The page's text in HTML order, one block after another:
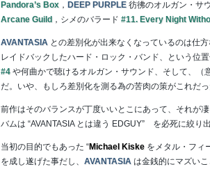
Pandora’s Box ， DEEP PURPLE 彷彿のオルガン・サ
Arcane Guild ，シメのバラード #11. Every Night
AVANTASIA との差別化が出来なくなっているのは仕方
レイドバックしたハード・ロック・バンド、という位
#4 や何曲かで聴けるオルガン・サウンド、そして、（
だ。いや、もしろ差別化を測る為の苦肉の策がこれだ
前作はそのバランスが丁度いいとこにあって、それが
バムは “AVANTASIA とは違う EDGUY” を必死に絞り
当初の目的でもあった “Michael Kiske をメタル・フィ
を成し遂げた事だし、 AVANTASIA は金銭的にマズい